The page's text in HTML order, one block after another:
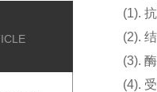
(1).
(2).
(3).
(4).